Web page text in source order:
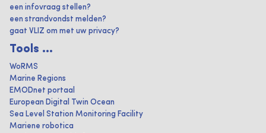
een infovraag stellen?
een strandvondst melden?
gaat VLIZ om met uw privacy?
Tools ...
WoRMS
Marine Regions
EMODnet portaal
European Digital Twin Ocean
Sea Level Station Monitoring Facility
Mariene robotica